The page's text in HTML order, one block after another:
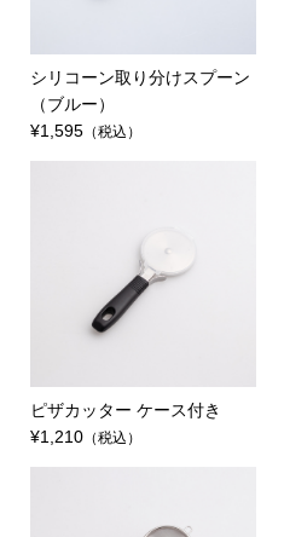
シリコーン取り分けスプーン
（ブルー）
¥1,595（税込）
ピザカッター ケース付き
¥1,210（税込）